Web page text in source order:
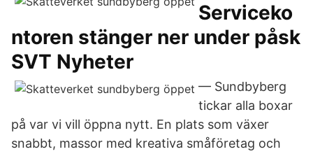
Serviceko
ntoren stänger ner under påsk
SVT Nyheter
— Sundbyberg
tickar alla boxar
på var vi vill öppna nytt. En plats som växer
snabbt, massor med kreativa småföretag och